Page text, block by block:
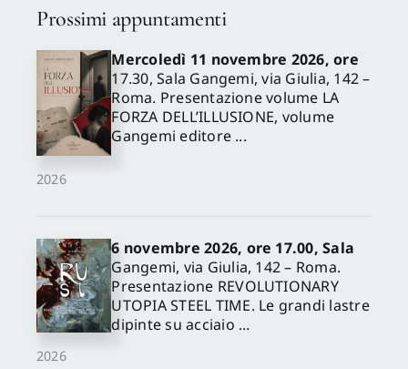
Prossimi appuntamenti
2026
Mercoledì 11 novembre 2026, ore
17.30, Sala Gangemi, via Giulia, 142 –
Roma. Presentazione volume LA
FORZA DELL’ILLUSIONE, volume
Gangemi editore ...
2026
6 novembre 2026, ore 17.00, Sala
Gangemi, via Giulia, 142 – Roma.
Presentazione REVOLUTIONARY
UTOPIA STEEL TIME. Le grandi lastre
dipinte su acciaio ...